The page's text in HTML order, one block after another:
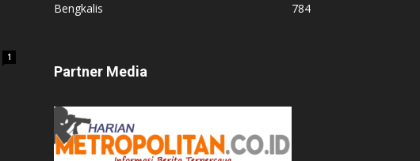
1
Bengkalis
784
Partner Media